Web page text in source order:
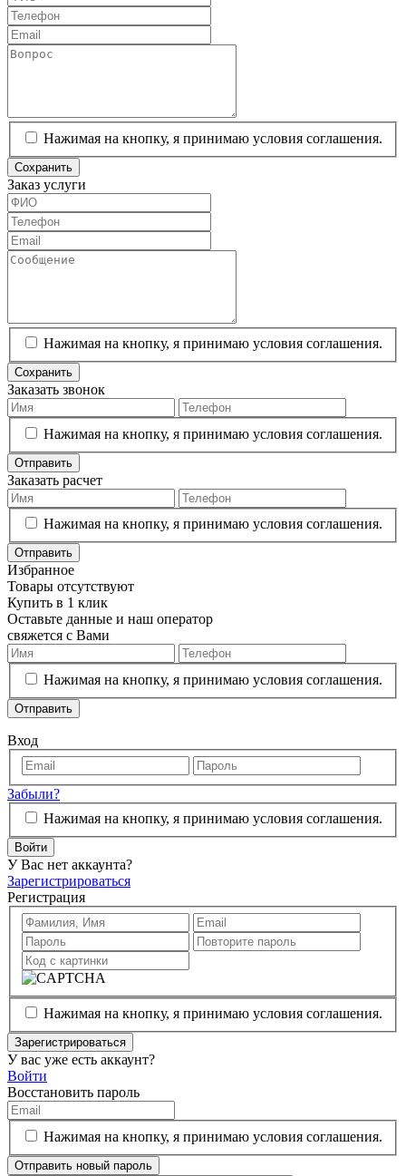
Нажимая на кнопку, я принимаю условия соглашения.
Сохранить
Заказ услуги
Нажимая на кнопку, я принимаю условия соглашения.
Сохранить
Заказать звонок
Нажимая на кнопку, я принимаю условия соглашения.
Отправить
Заказать расчет
Нажимая на кнопку, я принимаю условия соглашения.
Отправить
Избранное
Товары отсутствуют
Купить в 1 клик
Оставьте данные и наш оператор
свяжется с Вами
Нажимая на кнопку, я принимаю условия соглашения.
Отправить
Вход
Забыли?
Нажимая на кнопку, я принимаю условия соглашения.
Войти
У Вас нет аккаунта?
Зарегистрироваться
Регистрация
Нажимая на кнопку, я принимаю условия соглашения.
Зарегистрироваться
У вас уже есть аккаунт?
Войти
Восстановить пароль
Нажимая на кнопку, я принимаю условия соглашения.
Отправить новый пароль